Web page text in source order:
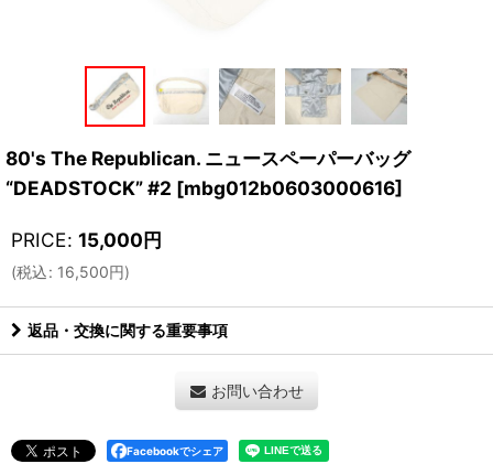
80's The Republican. ニュースペーパーバッグ
“DEADSTOCK” #2 [mbg012b0603000616]
PRICE: 15,000円
(税込: 16,500円)
返品・交換に関する重要事項
お問い合わせ
Facebookでシェア